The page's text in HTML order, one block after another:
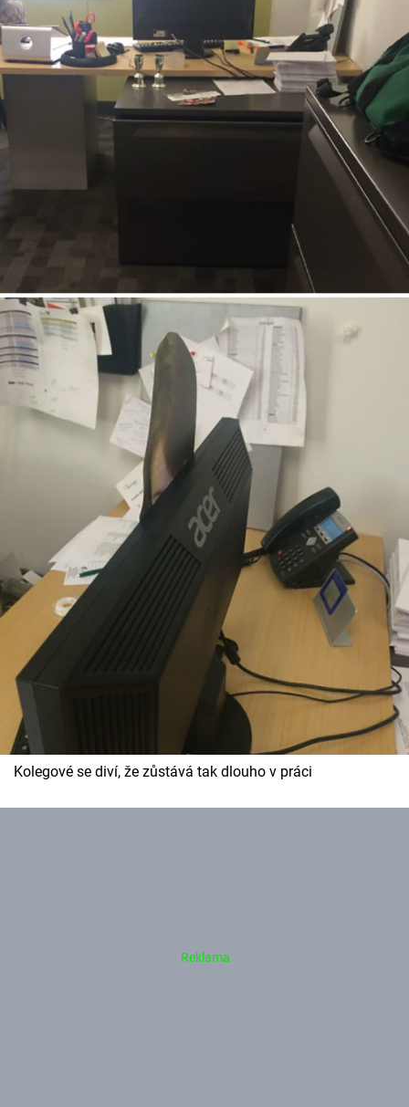
Kolegové se diví, že zůstává tak dlouho v práci